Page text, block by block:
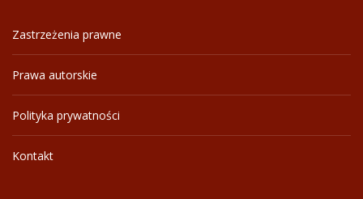
Zastrzeżenia prawne
Prawa autorskie
Polityka prywatności
Kontakt